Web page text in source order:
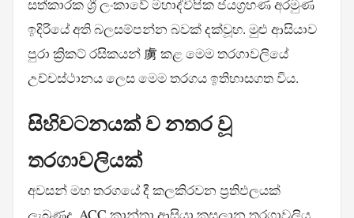
සත්කාරක ශ්‍රී ලංකාවේ මහාද්වීපික ජයග්‍රහණ අරමුණ
ඉදිරියේ අති බලසම්පන්න බවක් දක්වූහ. මුළු ආසියාව
පුරා ක්‍රිකට් රසිකයන් 虜 කළ මෙම තරගාවලියේ
උච්චස්ථානය ලෙස මෙම තරගය ඉතිහාසගත විය.
සිහිවටනයක් ව නතර වූ
තරගාවලියක්
අවසන් මහ තරගයේ දී කලකිරවන ප්‍රතිඵලයක්
ලැබුණද, ACC කාන්තා ආසියා කුසලාන තරගාවලිය